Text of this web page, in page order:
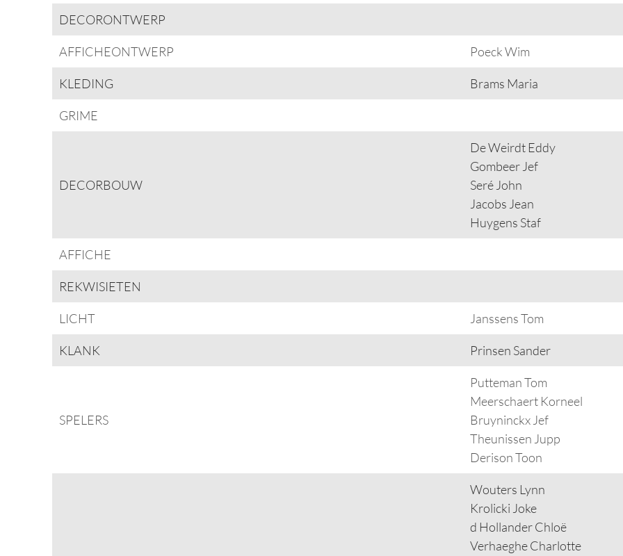
DECORONTWERP
AFFICHEONTWERP Poeck Wim
KLEDING Brams Maria
GRIME
DECORBOUW
De Weirdt Eddy
Gombeer Jef
Seré John
Jacobs Jean
Huygens Staf
AFFICHE
REKWISIETEN
LICHT Janssens Tom
KLANK Prinsen Sander
SPELERS
Putteman Tom
Meerschaert Korneel
Bruyninckx Jef
Theunissen Jupp
Derison Toon
Wouters Lynn
Krolicki Joke
d Hollander Chloë
Verhaeghe Charlotte